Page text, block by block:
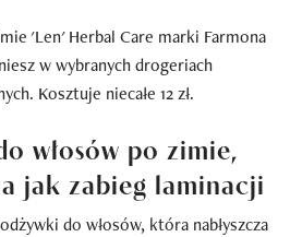
'Len' Herbal Care marki Farmona
w wybranych drogeriach
Kosztuje niecałe 12 zł.
włosów po zimie,
jak zabieg laminacji
do włosów, która nabłyszcza